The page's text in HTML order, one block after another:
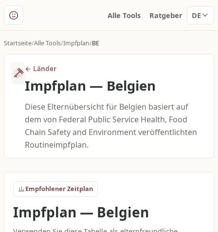
Alle Tools Ratgeber DE
Startseite Alle Tools Impfplan BE
← Länder
Impfplan — Belgien
Diese Elternübersicht für Belgien basiert auf
dem von Federal Public Service Health, Food
Chain Safety and Environment veröffentlichten
Routineimpfplan.
Empfohlener Zeitplan
Impfplan — Belgien